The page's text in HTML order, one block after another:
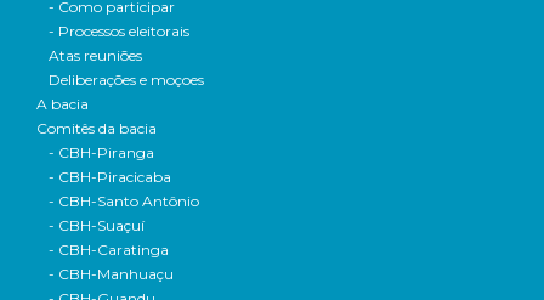
- Como participar
- Processos eleitorais
Atas reuniões
Deliberações e moçoes
A bacia
Comitês da bacia
- CBH-Piranga
- CBH-Piracicaba
- CBH-Santo Antônio
- CBH-Suaçuí
- CBH-Caratinga
- CBH-Manhuaçu